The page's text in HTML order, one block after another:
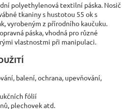
polyethylenová textilní páska. Nosič
tkaniny s hustotou 55 ok s
vyrobeným z přírodního kaučuku.
páska, vhodná pro různé
vlastnostmi při manipulaci.
balení, ochrana, upevňování,
fólií
plechovek atd.